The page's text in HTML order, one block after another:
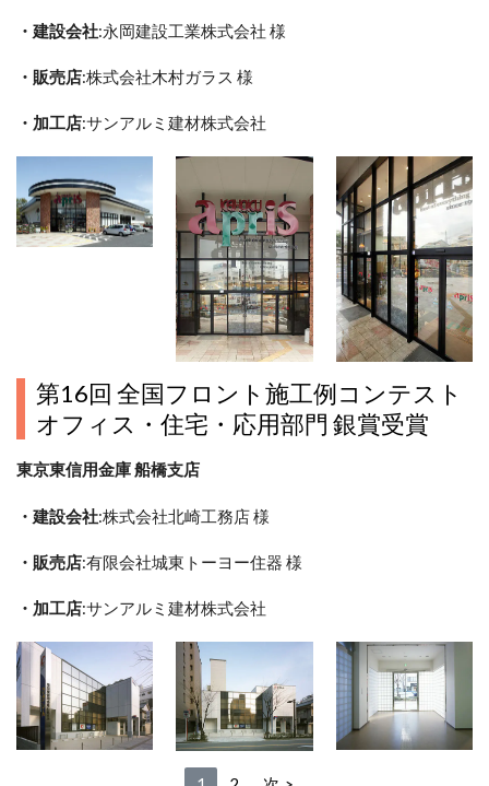
・建設会社:永岡建設工業株式会社 様
・販売店:株式会社木村ガラス 様
・加工店:サンアルミ建材株式会社
第16回 全国フロント施工例コンテスト
オフィス・住宅・応用部門 銀賞受賞
東京東信用金庫 船橋支店
・建設会社:株式会社北崎工務店 様
・販売店:有限会社城東トーヨー住器 様
・加工店:サンアルミ建材株式会社